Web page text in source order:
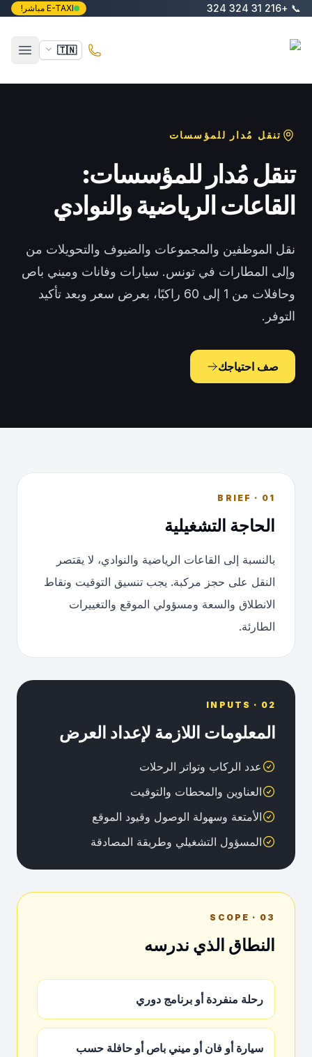
تخطَّ إلى المحتوى الرئيسي
📞
+216 31 324 324 E-TAXI مباشر!
🇹🇳
فتح
تنقل مُدار للمؤسسات
تنقل مُدار للمؤسسات:
القاعات الرياضية والنوادي
نقل الموظفين والمجموعات والضيوف والتحويلات من
وإلى المطارات في تونس. سيارات وفانات وميني باص
وحافلات من 1 إلى 60 راكبًا، بعرض سعر وبعد تأكيد
التوفر.
صف احتياجك
01 · BRIEF
الحاجة التشغيلية
بالنسبة إلى القاعات الرياضية والنوادي، لا يقتصر
النقل على حجز مركبة. يجب تنسيق التوقيت ونقاط
الانطلاق والسعة ومسؤولي الموقع والتغييرات
الطارئة.
02 · INPUTS
المعلومات اللازمة لإعداد العرض
عدد الركاب وتواتر الرحلات
العناوين والمحطات والتوقيت
الأمتعة وسهولة الوصول وقيود الموقع
المسؤول التشغيلي وطريقة المصادقة
03 · SCOPE
النطاق الذي ندرسه
رحلة منفردة أو برنامج دوري
سيارة أو فان أو ميني باص أو حافلة حسب